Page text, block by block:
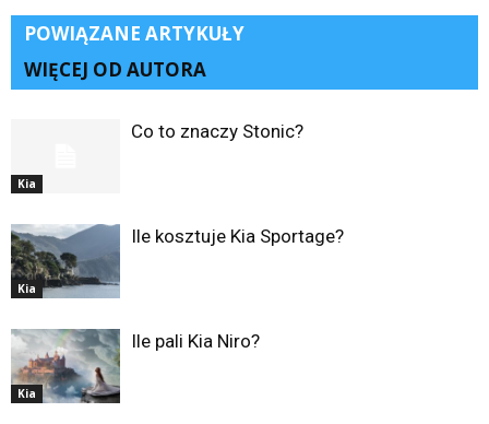
POWIĄZANE ARTYKUŁY
WIĘCEJ OD AUTORA
Kia
Co to znaczy Stonic?
Kia
Ile kosztuje Kia Sportage?
Kia
Ile pali Kia Niro?